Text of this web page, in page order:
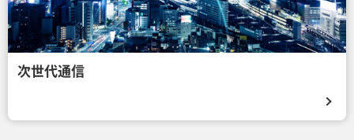
次世代通信